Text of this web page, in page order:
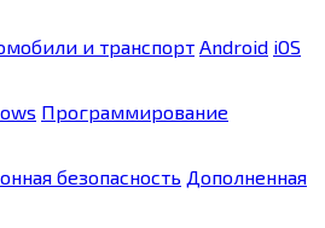
и транспорт Android iOS
Программирование
безопасность Дополненная